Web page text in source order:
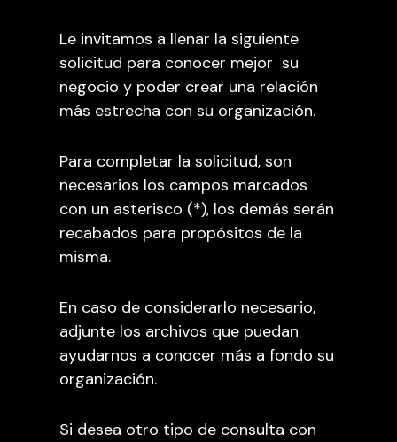
Le invitamos a llenar la siguiente
solicitud para conocer mejor su
negocio y poder crear una relación
más estrecha con su organización.
Para completar la solicitud, son
necesarios los campos marcados
con un asterisco (*), los demás serán
recabados para propósitos de la
misma.
En caso de considerarlo necesario,
adjunte los archivos que puedan
ayudarnos a conocer más a fondo su
organización.
Si desea otro tipo de consulta con